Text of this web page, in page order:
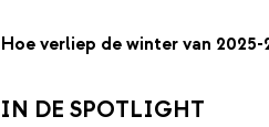
Hoe verliep de winter van 2025-
IN DE SPOTLIGHT